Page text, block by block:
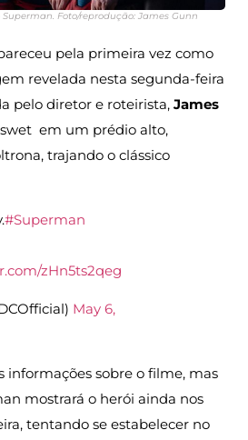
Foto/reprodução: James Gunn
pela primeira vez como
revelada nesta segunda-feira
pelo diretor e roteirista, James
em um prédio alto,
trajando o clássico
#Superman
zHn5ts2qeg
May 6,
informações sobre o filme, mas
mostrará o herói ainda nos
tentando se estabelecer no